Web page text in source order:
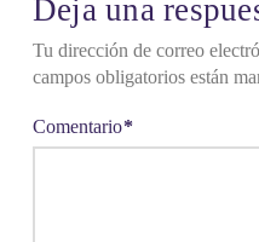
Deja una
Tu dirección de correo
campos obligatorios están
Comentario*